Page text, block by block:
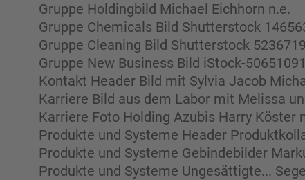
Gruppe Holdingbild Michael Eichhorn n.e.
Gruppe Chemicals Bild Shutterstock
Gruppe Cleaning Bild Shutterstock
Gruppe New Business Bild iStock-
Kontakt Header Bild mit Sylvia Jacob
Karriere Bild aus dem Labor mit Melissa
Karriere Foto Holding Azubis Harry Köster
Produkte und Systeme Header
Produkte und Systeme Gebindebilder
Produkte und Systeme Ungesättigte...